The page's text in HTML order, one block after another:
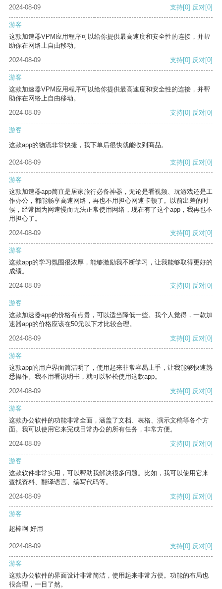
2024-08-09 支持[0] 反对[0]
游客
这款加速器VPM应用程序可以给你提供最高速度和安全性的连接，并帮
助你在网络上自由移动。
2024-08-09
支持[0] 反对[0]
游客
这款加速器VPM应用程序可以给你提供最高速度和安全性的连接，并帮
助你在网络上自由移动。
2024-08-09
支持[0] 反对[0]
游客
这款app的物流非常快捷，我下单后很快就能收到商品。
2024-08-09 支持[0] 反对[0]
游客
这款加速器app简直是居家旅行必备神器，无论是看视频、玩游戏还是工
作办公，都能畅享高速网络，再也不用担心网速卡顿了。以前出差的时
候，经常因为网速慢而无法正常使用网络，现在有了这个app，我再也不
用担心了。
2024-08-09
支持[0] 反对[0]
游客
这款app的学习氛围很浓厚，能够激励我不断学习，让我能够取得更好的
成绩。
2024-08-09
支持[0] 反对[0]
游客
这款加速器app的价格有点贵，可以适当降低一些。我个人觉得，一款加
速器app的价格应该在50元以下才比较合理。
2024-08-09
支持[0] 反对[0]
游客
这款app的用户界面简洁明了，使用起来非常容易上手，让我能够快速熟
悉操作。我不用看说明书，就可以轻松使用这款app。
2024-08-09
支持[0] 反对[0]
游客
这款办公软件的功能非常全面，涵盖了文档、表格、演示文稿等各个方
面。我可以使用它来完成日常办公的所有任务，非常方便。
2024-08-09
支持[0] 反对[0]
游客
这款软件非常实用，可以帮助我解决很多问题。比如，我可以使用它来
查找资料、翻译语言、编写代码等。
2024-08-09
支持[0] 反对[0]
游客
超棒啊 好用
2024-08-09 支持[0] 反对[0]
游客
这款办公软件的界面设计非常简洁，使用起来非常方便。功能的布局也
很合理，一目了然。